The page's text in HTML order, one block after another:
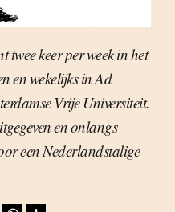
twee keer per week in het
en wekelijks inAd
Vrije Universiteit.
en onlangs
een Nederlandstalige